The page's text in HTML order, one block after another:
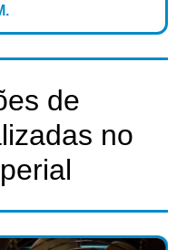
de
no